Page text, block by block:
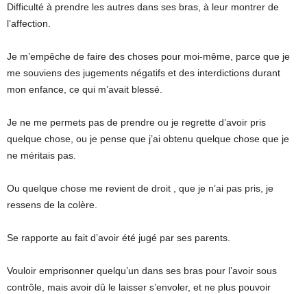
Difficulté à prendre les autres dans ses bras, à leur montrer de
l’affection.
Je m’empêche de faire des choses pour moi-même, parce que je
me souviens des jugements négatifs et des interdictions durant
mon enfance, ce qui m’avait blessé.
Je ne me permets pas de prendre ou je regrette d’avoir pris
quelque chose, ou je pense que j’ai obtenu quelque chose que je
ne méritais pas.
Ou quelque chose me revient de droit , que je n’ai pas pris, je
ressens de la colère.
Se rapporte au fait d’avoir été jugé par ses parents.
Vouloir emprisonner quelqu’un dans ses bras pour l’avoir sous
contrôle, mais avoir dû le laisser s’envoler, et ne plus pouvoir